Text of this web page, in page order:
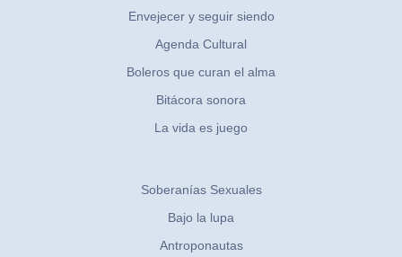
Envejecer y seguir siendo
Agenda Cultural
Boleros que curan el alma
Bitácora sonora
La vida es juego
Soberanías Sexuales
Bajo la lupa
Antroponautas